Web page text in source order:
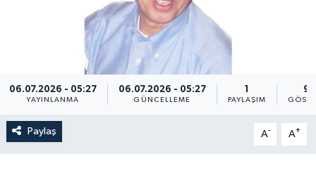
06.07.2026 - 05:27
YAYINLANMA
06.07.2026 - 05:27
GÜNCELLEME
1
PAYLAŞIM
98
Paylaş A- A+
RESMİ İLAN